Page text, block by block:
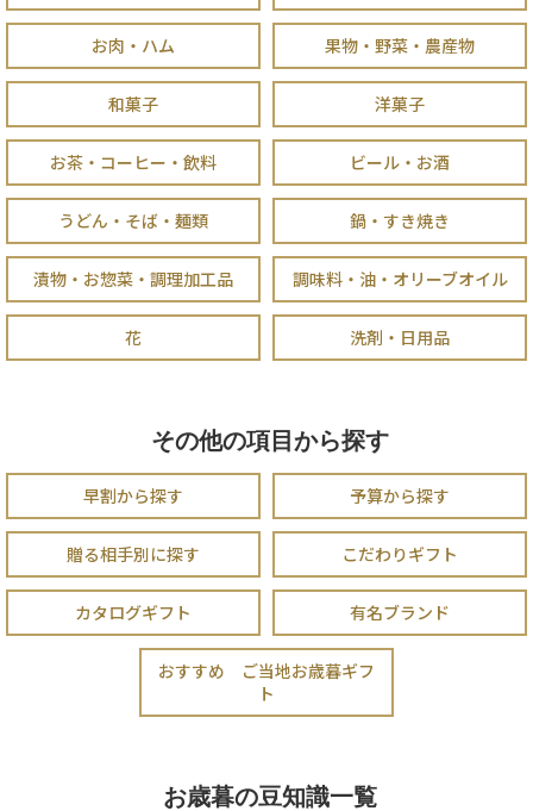
お肉・ハム 果物・野菜・農産物
和菓子 洋菓子
お茶・コーヒー・飲料 ビール・お酒
うどん・そば・麺類 鍋・すき焼き
漬物・お惣菜・調理加工品 調味料・油・オリーブオイル
花 洗剤・日用品
その他の項目から探す
早割から探す 予算から探す
贈る相手別に探す こだわりギフト
カタログギフト 有名ブランド
おすすめ ご当地お歳暮ギフ
ト
お歳暮の豆知識一覧